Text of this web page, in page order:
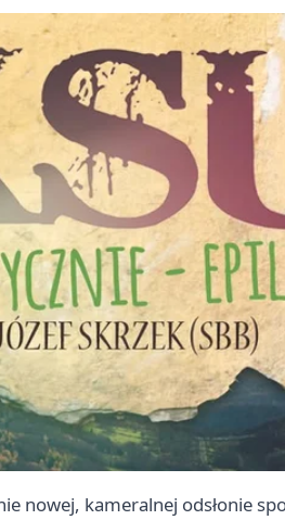
nowej, kameralnej odsłonie